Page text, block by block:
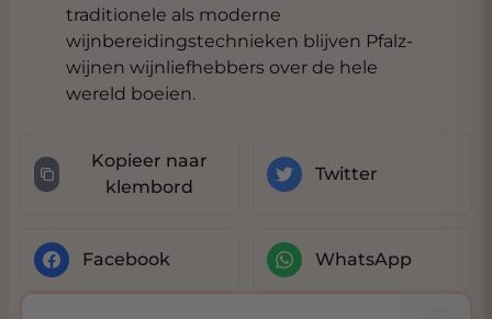
traditionele als moderne
wijnbereidingstechnieken blijven Pfalz-
wijnen wijnliefhebbers over de hele
wereld boeien.
Kopieer naar
klembord
Twitter
Facebook WhatsApp